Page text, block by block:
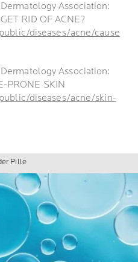
Association:
RID OF ACNE?
diseases/acne/cause
Association:
PRONE SKIN
diseases/acne/skin-
Pille